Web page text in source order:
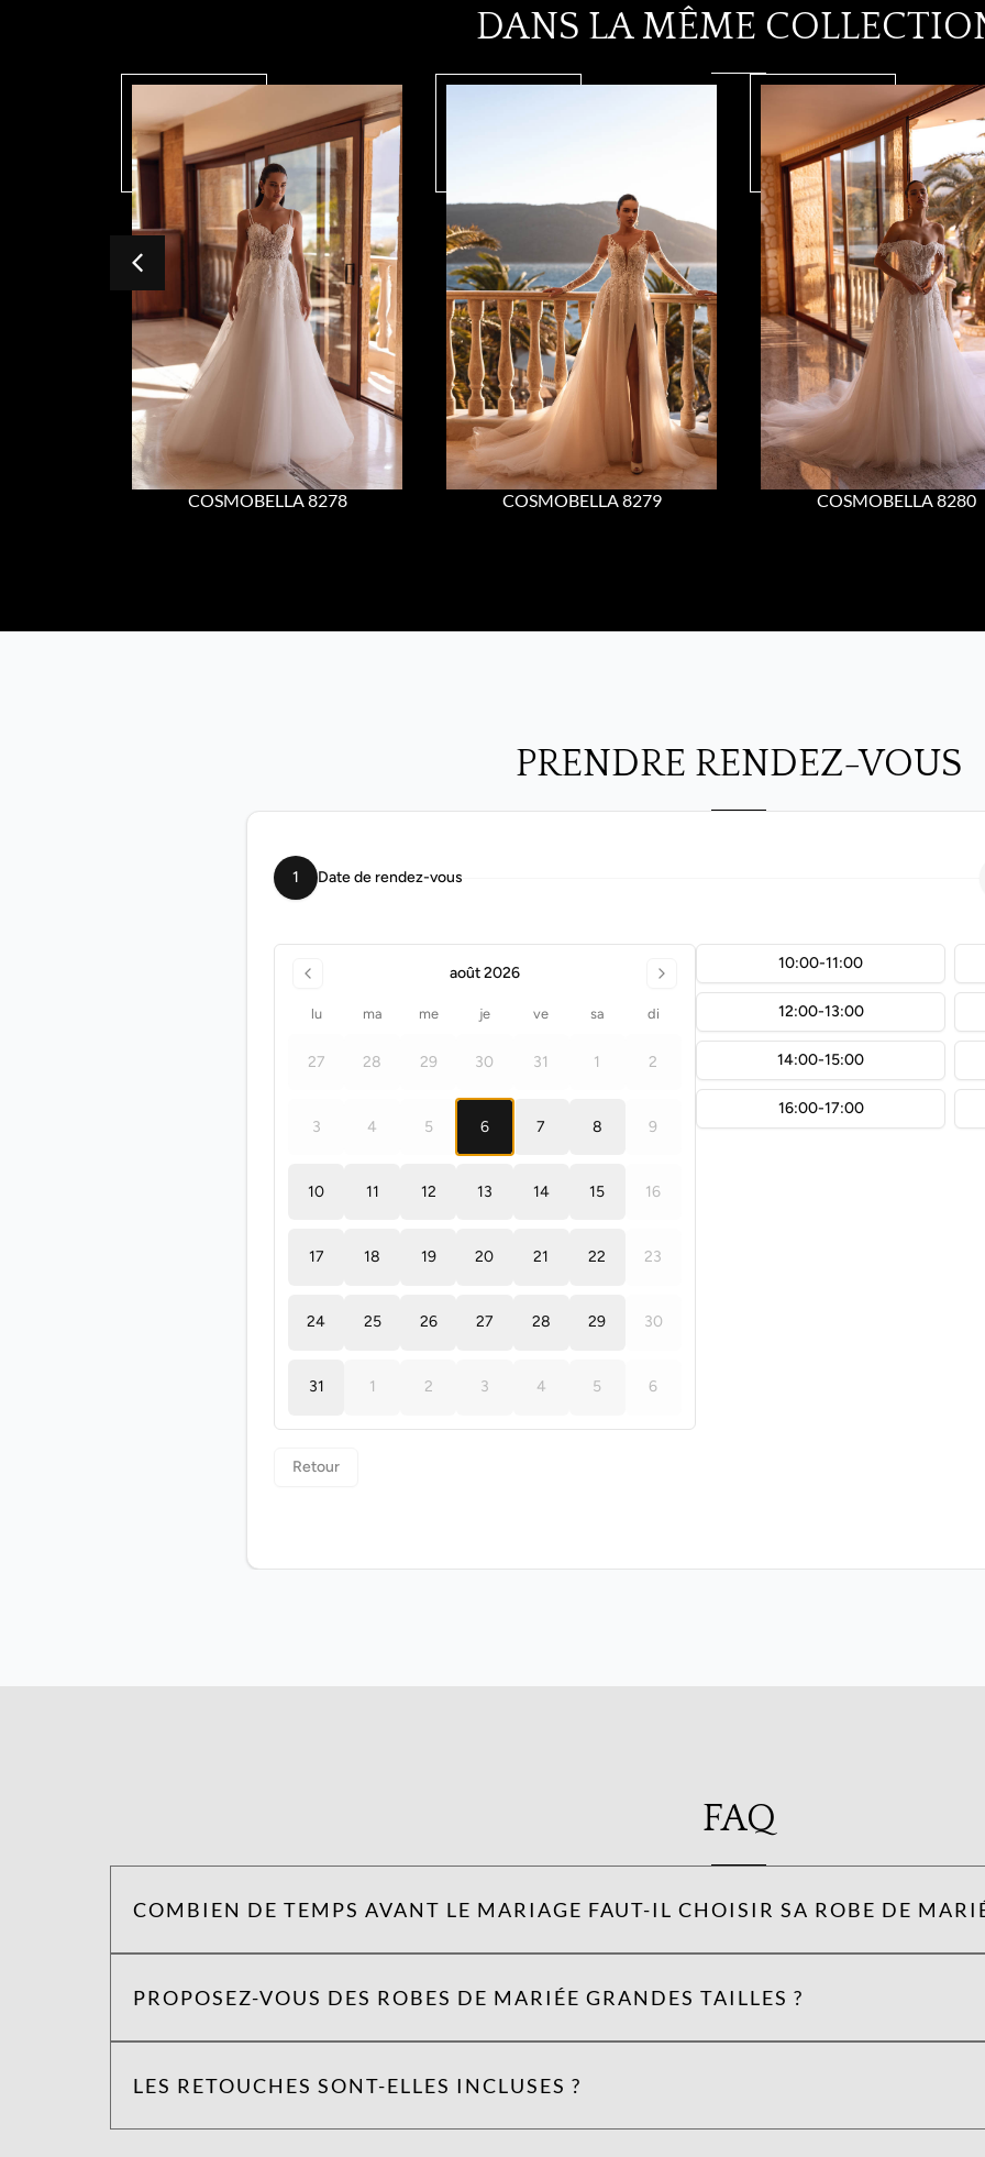
DANS LA MÊME
COSMOBELLA 8278 COSMOBELLA 8279 COSMOBELLA 8280
PRENDRE RENDEZ-VOUS
FAQ
COMBIEN DE TEMPS AVANT LE MARIAGE FAUT-IL CHOISIR SA ROBE DE
PROPOSEZ-VOUS DES ROBES DE MARIÉE GRANDES TAILLES ?
LES RETOUCHES SONT-ELLES INCLUSES ?